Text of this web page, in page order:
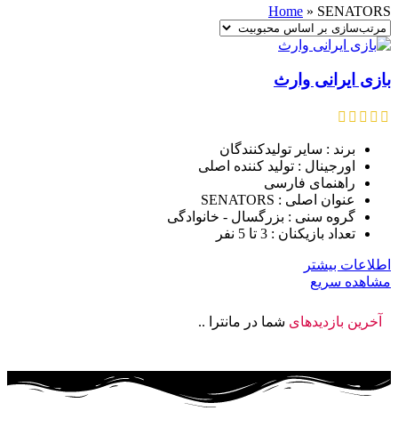
Home » SENATORS
بازی ایرانی وارث
برند : سایر تولیدکنندگان
اورجینال : تولید کننده اصلی
راهنمای فارسی
عنوان اصلی : SENATORS
گروه سنی : بزرگسال - خانوادگی
تعداد بازیکنان : 3 تا 5 نفر
اطلاعات بیشتر
مشاهده سریع
آخرین بازدیدهای شما در مانترا ..